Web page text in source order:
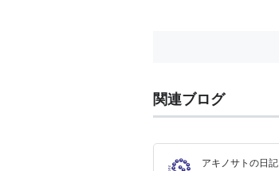
関連ブログ
アキノサトの日記